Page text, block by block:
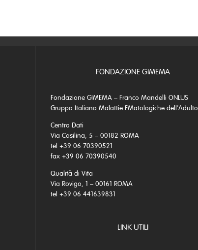
FONDAZIONE GIMEMA
Fondazione GIMEMA – Franco Mandelli ONLUS
Gruppo Italiano Malattie EMatologiche dell’Adulto
Centro Dati
Via Casilina, 5 – 00182 ROMA
tel +39 06 70390521
fax +39 06 70390540
Qualità di Vita
Via Rovigo, 1 – 00161 ROMA
tel +39 06 441639831
LINK UTILI